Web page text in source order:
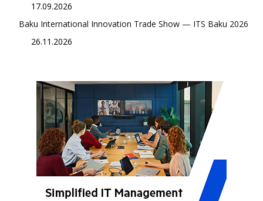
17.09.2026
Baku International Innovation Trade Show — ITS Baku 2026
26.11.2026